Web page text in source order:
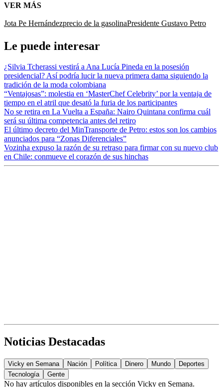
VER MÁS
Jota Pe Hernándezprecio de la gasolinaPresidente Gustavo Petro
Le puede interesar
¿Silvia Tcherassi vestirá a Ana Lucía Pineda en la posesión
presidencial? Así podría lucir la nueva primera dama siguiendo la
tradición de la moda colombiana
“Ventajosas”: molestia en ‘MasterChef Celebrity’ por la ventaja de
tiempo en el atril que desató la furia de los participantes
No se retira en La Vuelta a España: Nairo Quintana confirma cuál
será su última competencia antes del retiro
El último decreto del MinTransporte de Petro: estos son los cambios
anunciados para “Zonas Diferenciales”
Vozinha expuso la razón de su retraso para firmar con su nuevo club
en Chile: conmueve el corazón de sus hinchas
Noticias Destacadas
Vicky en Semana Nación Política Dinero Mundo
Deportes
Tecnología
Gente
No hay artículos disponibles en la sección Vicky en Semana.